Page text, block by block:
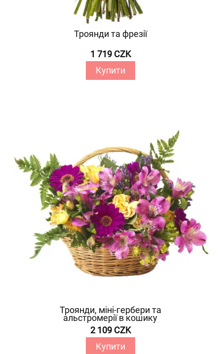
Троянди та фрезії
1 719 CZK
Купити
Троянди, міні-гербери та
альстромерії в кошику
2 109 CZK
Купити